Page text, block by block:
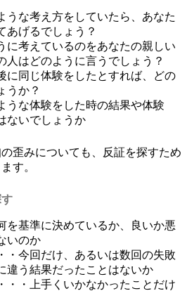
うな考え方をしていたら、あなた
あげるでしょう？
に考えているのをあなたの親しい
人はどのように言うでしょう？
に同じ体験をしたとすれば、どの
うか？
うな体験をした時の結果や体験
ないでしょうか
歪みについても、反証を探すため
す。
基準に決めているか、良いか悪
いのか
今回だけ、あるいは数回の失敗
違う結果だったことはないか
・上手くいかなかったことだけ